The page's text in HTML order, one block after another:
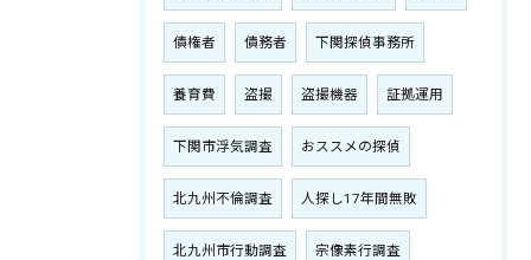
債権者 債務者 下関探偵事務所
養育費 盗撮 盗撮機器 証拠運用
下関市浮気調査 おススメの探偵
北九州不倫調査 人探し17年間無敗
北九州市行動調査 宗像素行調査